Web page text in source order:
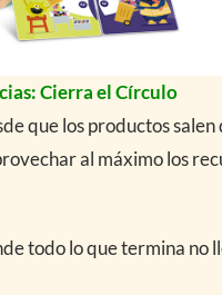
Cierra el Círculo
que los productos
al máximo los
todo lo que termina no